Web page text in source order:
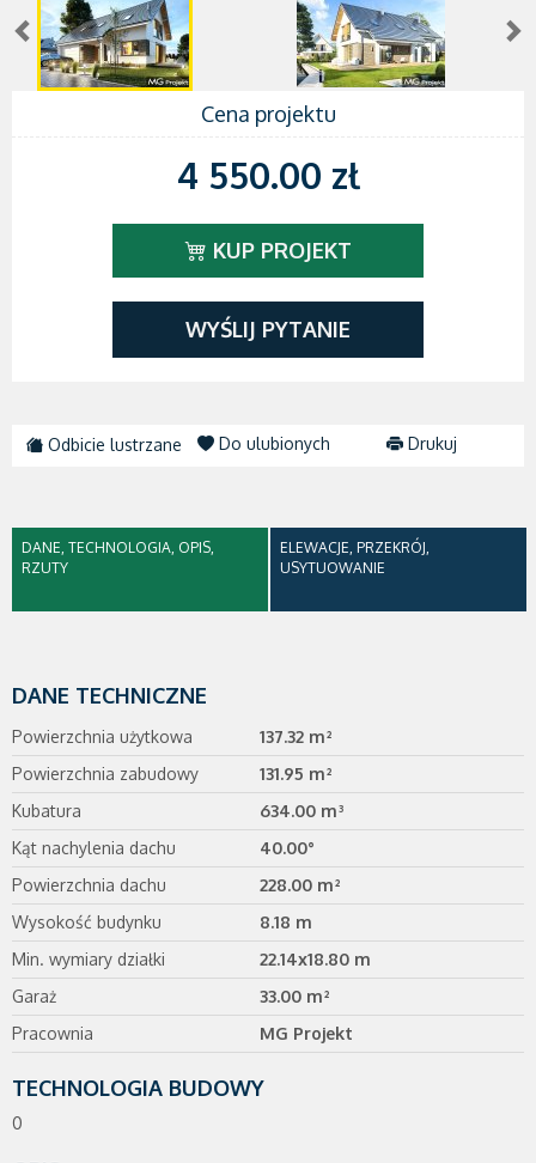
Cena projektu
4 550.00 zł
KUP PROJEKT
WYŚLIJ PYTANIE
Odbicie lustrzane Do ulubionych Drukuj
DANE, TECHNOLOGIA, OPIS,
RZUTY
ELEWACJE, PRZEKRÓJ,
USYTUOWANIE
DANE TECHNICZNE
Powierzchnia użytkowa
137.32 m²
Powierzchnia zabudowy
131.95 m²
Kubatura
634.00 m³
Kąt nachylenia dachu
40.00°
Powierzchnia dachu
228.00 m²
Wysokość budynku
8.18 m
Min. wymiary działki
22.14x18.80 m
Garaż
33.00 m²
Pracownia
MG Projekt
TECHNOLOGIA BUDOWY
0